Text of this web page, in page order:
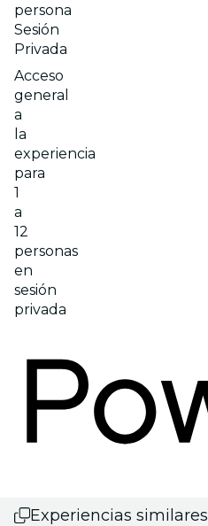
persona
Sesión
Privada
Acceso
general
a
la
experiencia
para
1
a
12
personas
en
sesión
privada
Experiencias similares